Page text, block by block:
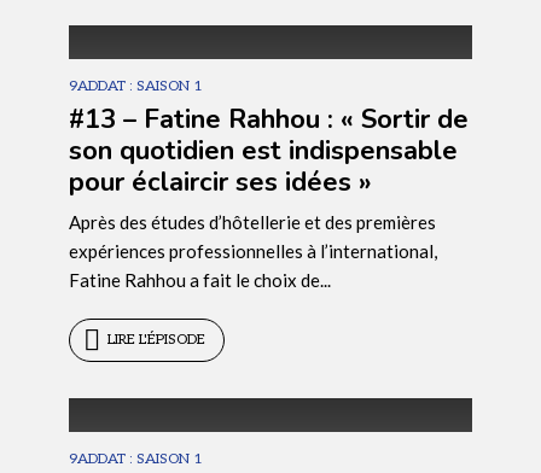
9ADDAT : SAISON 1
#13 – Fatine Rahhou : « Sortir de
son quotidien est indispensable
pour éclaircir ses idées »
Après des études d’hôtellerie et des premières
expériences professionnelles à l’international,
Fatine Rahhou a fait le choix de...
LIRE L'ÉPISODE
9ADDAT : SAISON 1